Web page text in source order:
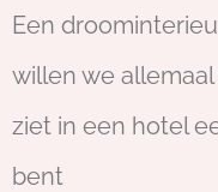
Een
willen we
ziet in een hotel
bent